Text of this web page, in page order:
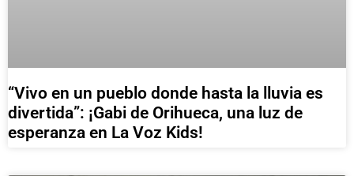
“Vivo en un pueblo donde hasta la lluvia es
divertida”: ¡Gabi de Orihueca, una luz de
esperanza en La Voz Kids!